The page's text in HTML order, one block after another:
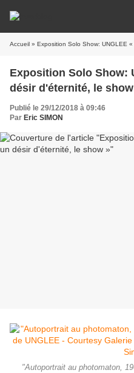
Accueil » Exposition Solo Show: UNGLEE
Exposition Solo Show:
désir d'éternité, le
Publié le 29/12/2018 à 09:46
Par Eric SIMON
"Autoportrait au photomaton,